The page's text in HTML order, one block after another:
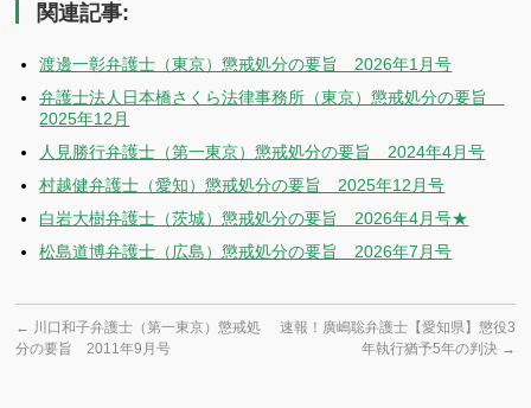
関連記事:
渡邊一彰弁護士（東京）懲戒処分の要旨 2026年1月号
弁護士法人日本橋さくら法律事務所（東京）懲戒処分の要旨
2025年12月
人見勝行弁護士（第一東京）懲戒処分の要旨 2024年4月号
村越健弁護士（愛知）懲戒処分の要旨 2025年12月号
白岩大樹弁護士（茨城）懲戒処分の要旨 2026年4月号★
松島道博弁護士（広島）懲戒処分の要旨 2026年7月号
← 川口和子弁護士（第一東京）懲戒処
分の要旨 2011年9月号
速報！廣嶋聡弁護士【愛知県】懲役3
年執行猶予5年の判決 →